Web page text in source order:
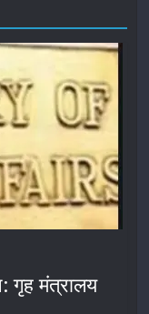
गृह मंत्रालय